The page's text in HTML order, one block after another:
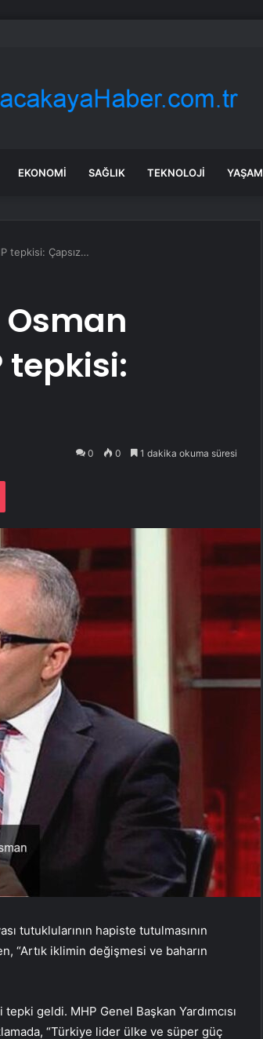
gizli bölmede deste deste para buldu
EKONOMI SAĞLIK TEKNOLOJI YAŞAM
tepkisi: Çapsız…
tepkisi:
0 0 1 dakika okuma süresi
Pocket
tutuklularının hapiste tutulmasının
“Artık iklimin değişmesi ve baharın
geldi. MHP Genel Başkan Yardımcısı
“Türkiye lider ülke ve süper güç